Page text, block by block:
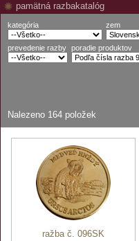
pamätná razbakatalóg
kategória zem
prevedenie razby poradie produktov
Nalezeno 164 položek
ražba č. 096SK